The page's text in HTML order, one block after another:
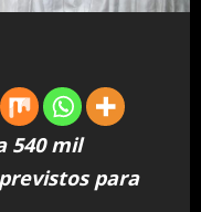
540 mil
para